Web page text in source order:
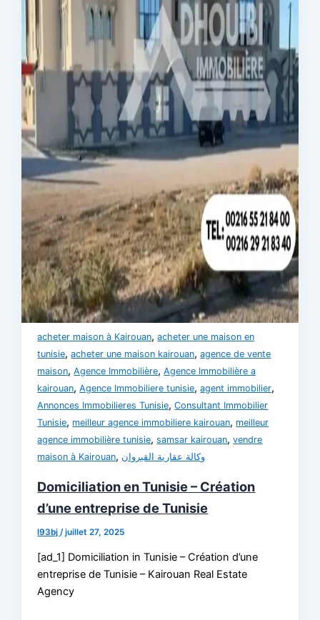
acheter maison à Kairouan,acheter une maison en
tunisie,acheter une maison kairouan,agence de vente
maison,Agence Immobilière,Agence Immobilière a
kairouan,Agence Immobiliere tunisie,agent immobilier,
Annonces Immobilieres Tunisie,Consultant Immobilier
Tunisie, meilleur agence immobiliere kairouan, meilleur
agence immobilière tunisie,samsar kairouan,vendre
maison à Kairouan, وكالة عقارية القيروان
Domiciliation en Tunisie – Création
d’une entreprise de Tunisie
l93bj /juillet 27, 2025
[ad_1] Domiciliation in Tunisie – Création d’une
entreprise de Tunisie – Kairouan Real Estate
Agency